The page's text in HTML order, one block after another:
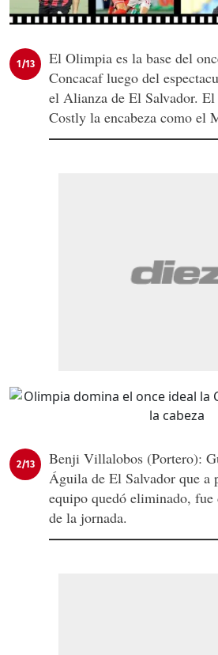
1/13
El Olimpia es la base del
Concacaf luego del
el Alianza de El Salvador.
Costly la encabeza como el
2/13
Benji Villalobos (Portero):
Águila de El Salvador que a
equipo quedó eliminado, fue
de la jornada.